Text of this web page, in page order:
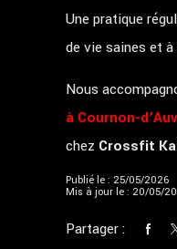
Une pratique
de vie saines et
Nous
à Cournon-
chez Crossfit
Publié le : 25/05/2026
Mis à jour le : 20/05/
Partager :